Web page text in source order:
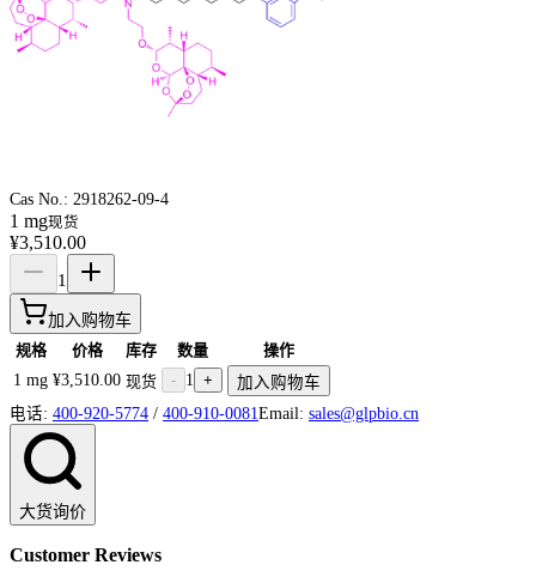
Cas No.: 2918262-09-4
1 mg现货
¥3,510.00
1
加入购物车
规格 价格 库存 数量
操作
1 mg ¥3,510.00 现货 - 1 +
加入购物车
电话: 400-920-5774 / 400-910-0081 Email: sales@glpbio.cn
大货询价
Customer Reviews